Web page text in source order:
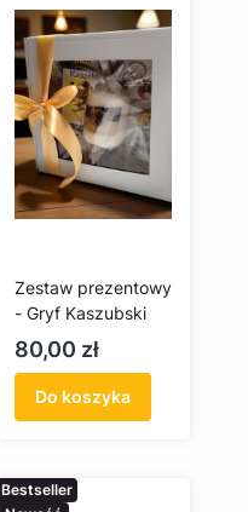
Zestaw prezentowy
- Gryf Kaszubski
Cena
80,00 zł
Do koszyka
Bestseller